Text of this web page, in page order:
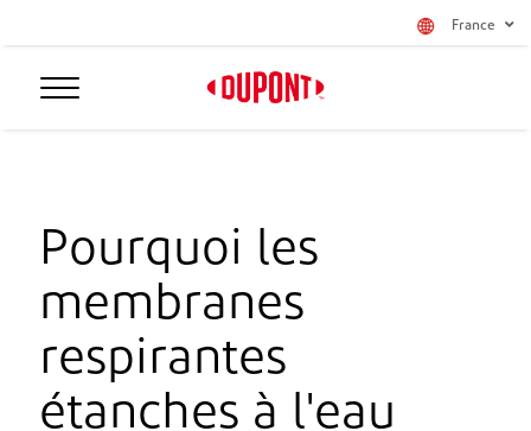
France
Pourquoi les
membranes
respirantes
étanches à l'eau